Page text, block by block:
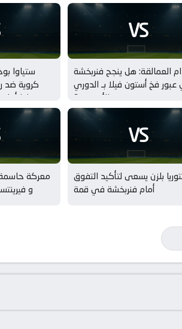
ستياوا
كروية ضد
نقاط
VS
العمالقة: هل ينجح فنربخشة
فخ أستون فيلا بـ الدوري
الأوروبي؟
معركة
و
VS
بلزن يسعى لتأكيد التفوق
أمام فنربخشة في قمة